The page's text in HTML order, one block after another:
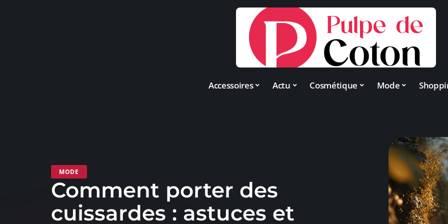
Accessoires Actu Cosmétique Mode
MODE
Comment porter des
cuissardes : astuces et